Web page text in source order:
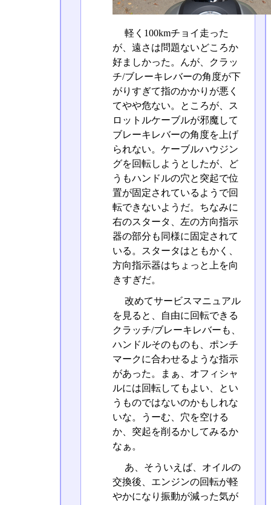
軽く100kmチョイ走った
が、遠さは問題ないどころか
好ましかった。んが、クラッ
チ/ブレーキレバーの角度が下
がりすぎて指のかかりが悪く
てやや危ない。ところが、ス
ロットルケーブルが邪魔して
ブレーキレバーの角度を上げ
られない。ケーブルハウジン
グを回転しようとしたが、ど
うもハンドルの穴と突起で位
置が固定されているようで回
転できないようだ。ちなみに
右のスタータ、左の方向指示
器の部分も同様に固定されて
いる。スタータはともかく、
方向指示器はちょっと上を向
きすぎだ。
改めてサービスマニュアル
を見ると、自由に回転できる
クラッチ/ブレーキレバーも、
ハンドルそのものも、ポンチ
マークに合わせるような指示
があった。まぁ、オフィシャ
ルには回転してもよい、とい
うものではないのかもしれな
いな。うーむ、穴を空ける
か、突起を削るかしてみるか
なぁ。
あ、そういえば、オイルの
交換後、エンジンの回転が軽
やかになり振動が減った気が